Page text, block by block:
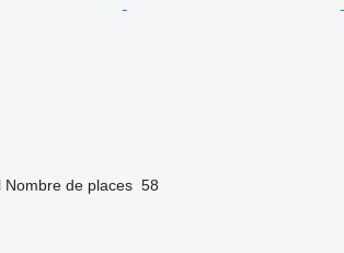
Nombre de places 58